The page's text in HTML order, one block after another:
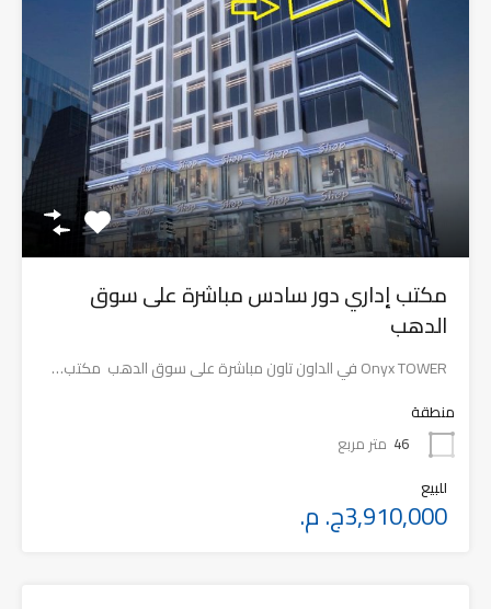
مكتب إداري دور سادس مباشرة على سوق
الدهب
Onyx TOWER في الداون تاون مباشرة على سوق الدهب مكتب…
منطقة
46 متر مربع
للبيع
3,910,000ج. م.